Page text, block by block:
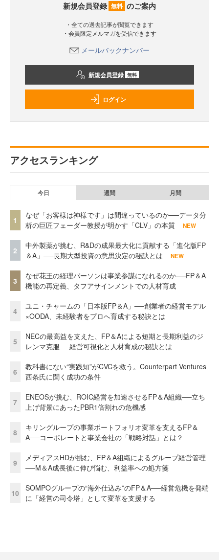
新規会員登録 無料 のご案内
・全ての過去記事が閲覧できます
・会員限定メルマガを受信できます
メールバックナンバー
新規会員登録 無料
ログイン
アクセスランキング
今日 週間 月間
1
なぜ「お客様は神様です」は間違っているのか──データ分
析の巨匠フェーダー教授が明かす「CLV」の本質
NEW
2
中外製薬が挑む、R&Dの成果最大化に貢献する「進化版FP
＆A」──長期大型投資の意思決定の秘訣とは
NEW
3
なぜ花王の経理パーソンは事業参謀になれるのか──FP＆A
機能の再定義、タフアサインメントでの人材育成
4
ユニ・チャームの「日本版FP＆A」──創業者の経営モデル
×OODA、未経験者をプロへ育成する秘訣とは
5
NECの最高益を支えた、FP＆Aによる短期と長期利益のジ
レンマ克服──経営可視化と人材育成の秘訣とは
6
教科書にない“実践知”がCVCを救う。Counterpart Ventures
西条氏に聞く成功の条件
7
ENEOSが挑む、ROIC経営を加速させるFP＆A組織──立ち
上げ背景にあったPBR1倍割れの危機感
8
キリングループの事業ポートフォリオ変革を支えるFP＆
A──コーポレートと事業会社の「戦略対話」とは？
9
メディアスHDが挑む、FP＆A組織によるグループ経営管理
──M＆A成長後に伸び悩む、利益率への処方箋
10
SOMPOグループの“海外仕込み”のFP＆A──経営危機を発端
に「経営の司令塔」として変革を支援する